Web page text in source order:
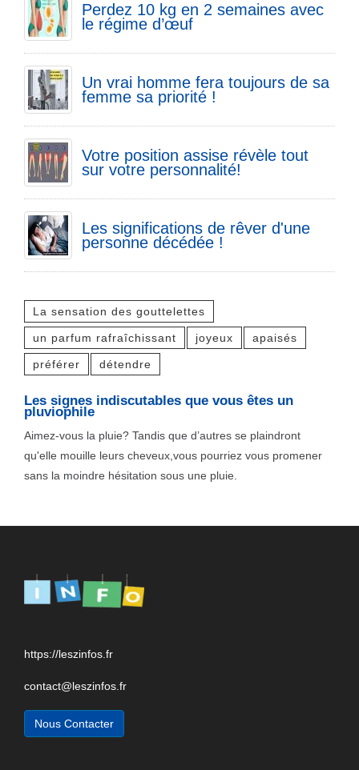
Perdez 10 kg en 2 semaines avec
le régime d’œuf
Un vrai homme fera toujours de sa
femme sa priorité !
Votre position assise révèle tout
sur votre personnalité!
Les significations de rêver d'une
personne décédée !
La sensation des gouttelettes
un parfum rafraîchissant joyeux apaisés
préférer détendre
Les signes indiscutables que vous êtes un
pluviophile
Aimez-vous la pluie? Tandis que d’autres se plaindront
qu'elle mouille leurs cheveux,vous pourriez vous promener
sans la moindre hésitation sous une pluie.
https://leszinfos.fr
contact@leszinfos.fr
Nous Contacter